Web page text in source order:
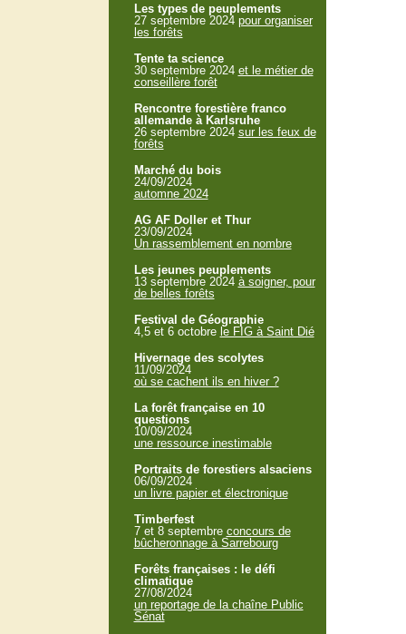
Les types de peuplements
27 septembre 2024 pour organiser
les forêts
Tente ta science
30 septembre 2024 et le métier de
conseillère forêt
Rencontre forestière franco
allemande à Karlsruhe
26 septembre 2024 sur les feux de
forêts
Marché du bois
24/09/2024
automne 2024
AG AF Doller et Thur
23/09/2024
Un rassemblement en nombre
Les jeunes peuplements
13 septembre 2024 à soigner, pour
de belles forêts
Festival de Géographie
4,5 et 6 octobre le FIG à Saint Dié
Hivernage des scolytes
11/09/2024
où se cachent ils en hiver ?
La forêt française en 10
questions
10/09/2024
une ressource inestimable
Portraits de forestiers alsaciens
06/09/2024
un livre papier et électronique
Timberfest
7 et 8 septembre concours de
bûcheronnage à Sarrebourg
Forêts françaises : le défi
climatique
27/08/2024
un reportage de la chaîne Public
Sénat